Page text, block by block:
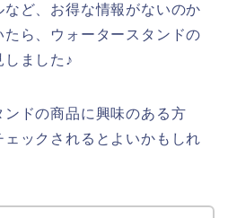
ど、お得な情報がないのか
ら、ウォータースタンドの
ました♪
ドの商品に興味のある方
ックされるとよいかもしれ